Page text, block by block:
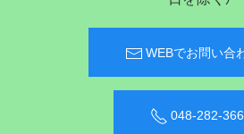
WEBでお問い合
048-282-